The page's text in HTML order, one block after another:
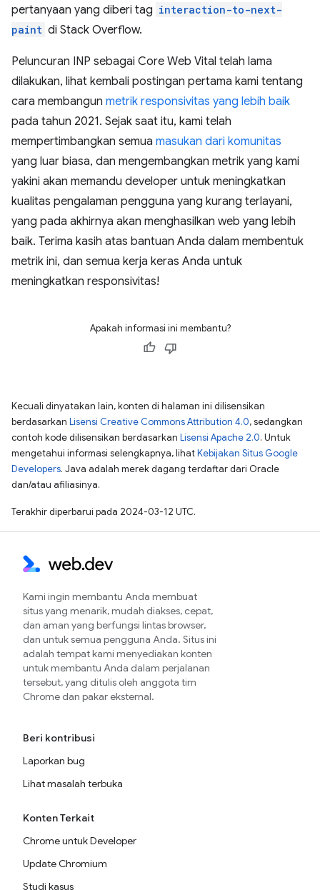
pertanyaan yang diberi tag interaction-to-next-
paint di Stack Overflow.
Peluncuran INP sebagai Core Web Vital telah lama
dilakukan, lihat kembali postingan pertama kami tentang
cara membangun metrik responsivitas yang lebih baik
pada tahun 2021. Sejak saat itu, kami telah
mempertimbangkan semua masukan dari komunitas
yang luar biasa, dan mengembangkan metrik yang kami
yakini akan memandu developer untuk meningkatkan
kualitas pengalaman pengguna yang kurang terlayani,
yang pada akhirnya akan menghasilkan web yang lebih
baik. Terima kasih atas bantuan Anda dalam membentuk
metrik ini, dan semua kerja keras Anda untuk
meningkatkan responsivitas!
Apakah informasi ini membantu?
Kecuali dinyatakan lain, konten di halaman ini dilisensikan
berdasarkan Lisensi Creative Commons Attribution 4.0, sedangkan
contoh kode dilisensikan berdasarkan Lisensi Apache 2.0. Untuk
mengetahui informasi selengkapnya, lihatKebijakan Situs Google
Developers. Java adalah merek dagang terdaftar dari Oracle
dan/atau afiliasinya.
Terakhir diperbarui pada 2024-03-12 UTC.
Kami ingin membantu Anda membuat
situs yang menarik, mudah diakses, cepat,
dan aman yang berfungsi lintas browser,
dan untuk semua pengguna Anda. Situs ini
adalah tempat kami menyediakan konten
untuk membantu Anda dalam perjalanan
tersebut, yang ditulis oleh anggota tim
Chrome dan pakar eksternal.
Beri kontribusi
Laporkan bug
Lihat masalah terbuka
Konten Terkait
Chrome untuk Developer
Update Chromium
Studi kasus